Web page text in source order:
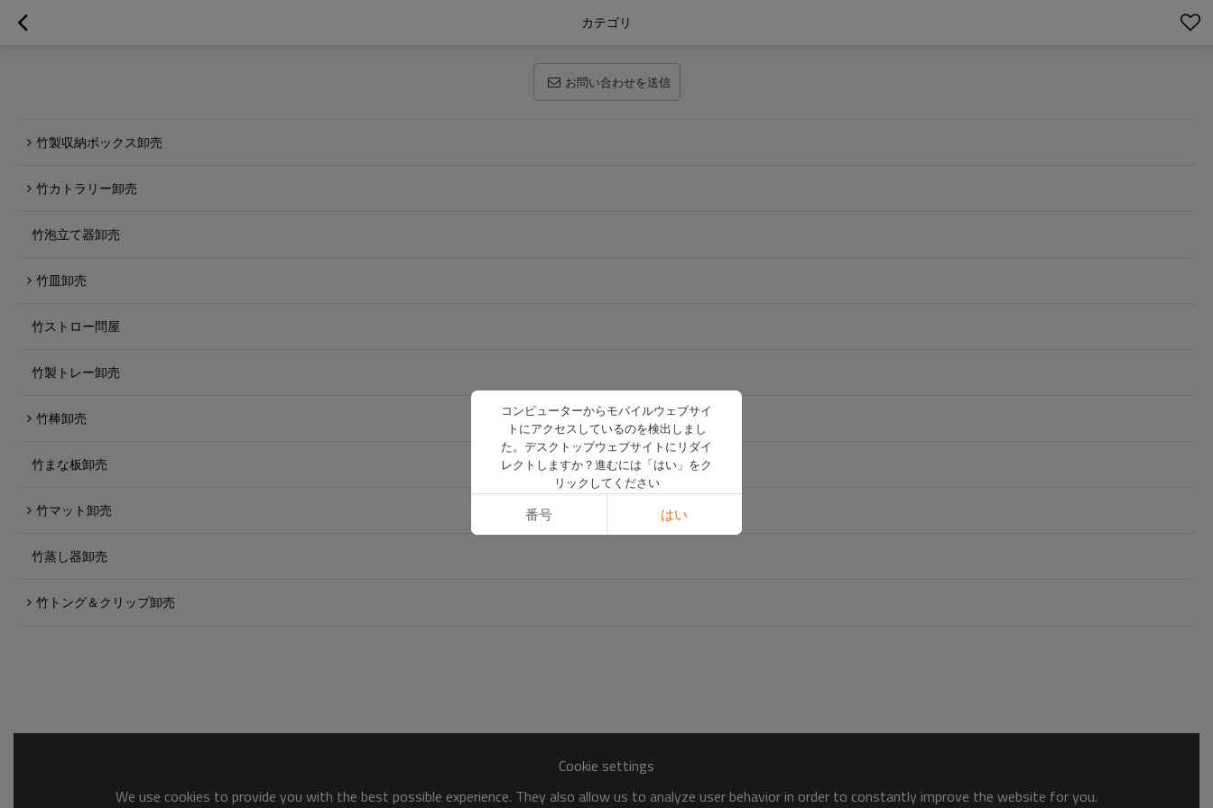
カテゴリ
お問い合わせを送信
竹製収納ボックス卸売
竹カトラリー卸売
竹泡立て器卸売
竹皿卸売
竹ストロー問屋
竹製トレー卸売
竹棒卸売
竹まな板卸売
竹マット卸売
竹蒸し器卸売
竹トング＆クリップ卸売
Cookie settings
We use cookies to provide you with the best possible experience. They also allow us to analyze user behavior in order to constantly improve the website for you.
コンピューターからモバイルウェブサイ
トにアクセスしているのを検出しまし
た。デスクトップウェブサイトにリダイ
レクトしますか？進むには「はい」をク
リックしてください
番号 はい